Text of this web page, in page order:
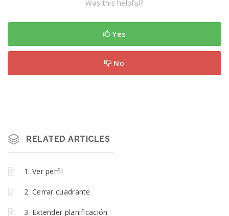
Was this helpful?
Yes
No
RELATED ARTICLES
1. Ver perfil
2. Cerrar cuadrante
3. Extender planificación